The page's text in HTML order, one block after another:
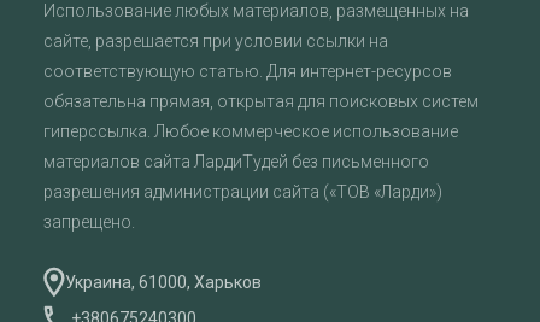
Использование любых материалов, размещенных на
сайте, разрешается при условии ссылки на
соответствующую статью. Для интернет-ресурсов
обязательна прямая, открытая для поисковых систем
гиперссылка. Любое коммерческое использование
материалов сайта ЛардиТудей без письменного
разрешения администрации сайта («ТОВ «Ларди»)
запрещено.
Украина, 61000, Харьков